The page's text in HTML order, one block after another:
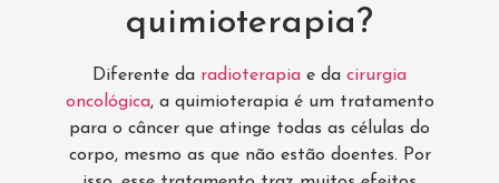
quimioterapia?
Diferente da radioterapia e da cirurgia
oncológica, a quimioterapia é um tratamento
para o câncer que atinge todas as células do
corpo, mesmo as que não estão doentes. Por